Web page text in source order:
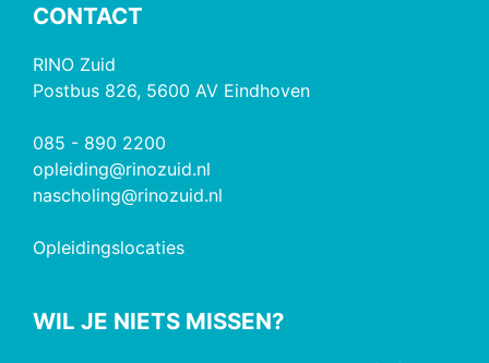
CONTACT
RINO Zuid
Postbus 826, 5600 AV Eindhoven
085 - 890 2200
opleiding@rinozuid.nl
nascholing@rinozuid.nl
Opleidingslocaties
WIL JE NIETS MISSEN?